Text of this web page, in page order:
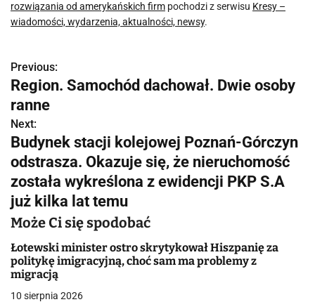
rozwiązania od amerykańskich firm pochodzi z serwisu Kresy –
wiadomości, wydarzenia, aktualności, newsy.
N
a
w
i
g
a
c
j
a
Previous:
Region. Samochód dachował. Dwie osoby
ranne
Next:
Budynek stacji kolejowej Poznań-Górczyn
odstrasza. Okazuje się, że nieruchomość
została wykreślona z ewidencji PKP S.A
już kilka lat temu
Może Ci się spodobać
Łotewski minister ostro skrytykował Hiszpanię za
politykę imigracyjną, choć sam ma problemy z
migracją
10 sierpnia 2026